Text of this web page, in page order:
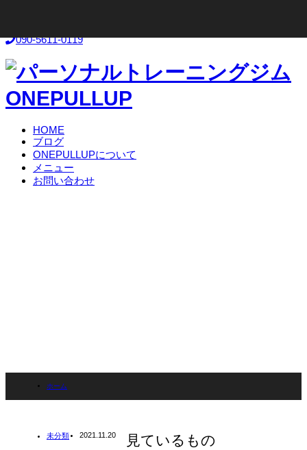
090-5611-0119
HOME
ブログ
ONEPULLUPについて
メニュー
お問い合わせ
ホーム
未分類
未分類 2021.11.20 見ているもの